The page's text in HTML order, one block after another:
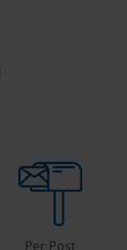
Per Post